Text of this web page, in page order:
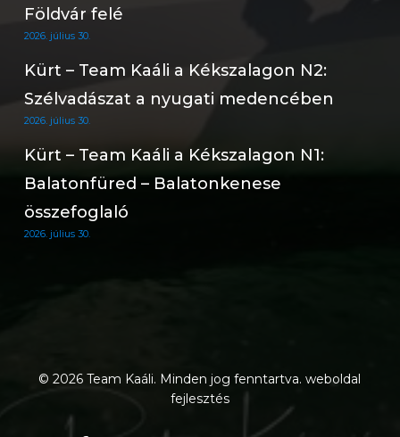
Földvár felé
2026. július 30.
Kürt – Team Kaáli a Kékszalagon N2:
Szélvadászat a nyugati medencében
2026. július 30.
Kürt – Team Kaáli a Kékszalagon N1:
Balatonfüred – Balatonkenese
összefoglaló
2026. július 30.
© 2026 Team Kaáli. Minden jog fenntartva.weboldal
fejlesztés